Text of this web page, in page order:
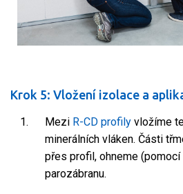
Krok 5: Vložení izolace a
Mezi R-CD profily vložíme
minerálních vláken. Části
přes profil, ohneme
parozábranu.